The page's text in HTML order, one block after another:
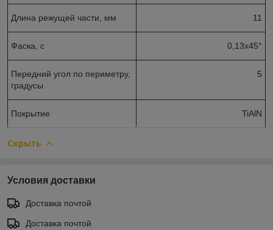
Длина режущей части, мм 11
Фаска, с 0,13х45°
Передний угол по периметру,
градусы
5
Покрытие TiAlN
Скрыть
Условия доставки
Доставка почтой
Доставка почтой